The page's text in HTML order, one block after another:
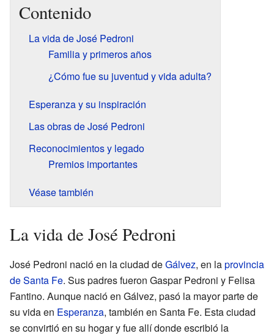
Contenido
La vida de José Pedroni
Familia y primeros años
¿Cómo fue su juventud y vida adulta?
Esperanza y su inspiración
Las obras de José Pedroni
Reconocimientos y legado
Premios importantes
Véase también
La vida de José Pedroni
José Pedroni nació en la ciudad deGálvez, en laprovincia
de Santa Fe. Sus padres fueron Gaspar Pedroni y Felisa
Fantino. Aunque nació en Gálvez, pasó la mayor parte de
su vida en Esperanza, también en Santa Fe. Esta ciudad
se convirtió en su hogar y fue allí donde escribió la